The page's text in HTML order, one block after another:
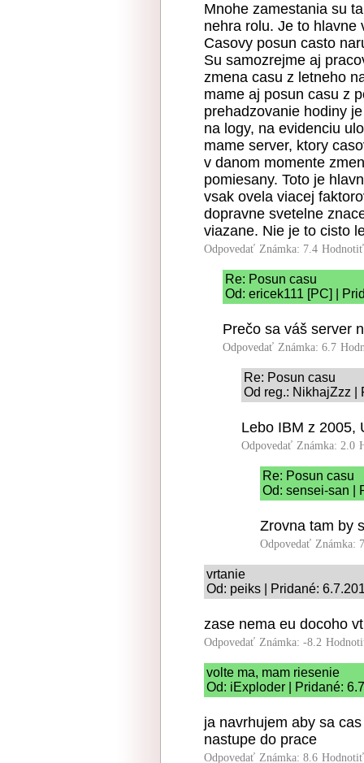
Mnohe zamestania su
nehra rolu. Je to hlavne
Casovy posun casto
Su samozrejme aj
zmena casu z letneho
mame aj posun casu z
prehadzovanie hodiny
na logy, na evidenciu
mame server, ktory
v danom momente
pomiesany. Toto je
vsak ovela viacej
dopravne svetelne
viazane. Nie je to cisto
Odpovedať Známka: 7.4
Re: Posun casu
Od: ericek111 [PC] |
Prečo sa váš server
Odpovedať Známka: 6.7
Re: Posun casu
Od reg.: NikhajZzz |
Lebo IBM z 2005,
Odpovedať Známka: 2.0
Re: Posun casu
Od: sensei-san |
Zrovna tam by
Odpovedať Známka:
vrtanie
Od: peiks | Pridané:
zase nema eu docoho
Odpovedať Známka: -8.2
volte ma, mam riesenie
Od: iExploder | Pridané:
ja navrhujem aby sa
nastupe do prace
Odpovedať Známka: 8.6